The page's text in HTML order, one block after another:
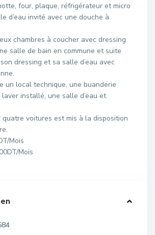
four, plaque, réfrigérateur et micro
d’eau invité avec une douche à
chambres à coucher avec dressing
salle de bain en commune et suite
dressing et sa salle d’eau avec
un local technique, une buanderie
installé, une salle d’eau et
voitures est mis à la disposition
Mois
Mois